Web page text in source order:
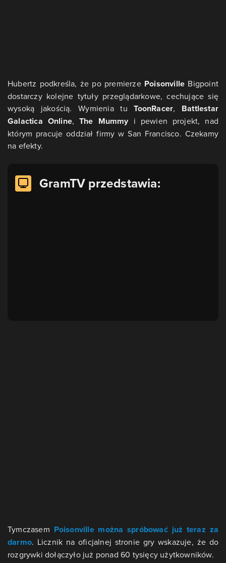
Hubertz podkreśla, że po premierze Poisonville Bigpoint
dostarczy kolejne tytuły przeglądarkowe, cechujące się
wysoką jakością. Wymienia tuToonRacer, Battlestar
Galactica Online,The Mummy i pewien projekt, nad
którym pracuje oddział firmy w San Francisco. Czekamy
na efekty.
GramTV przedstawia:
Tymczasem Poisonville można spróbować już teraz za
darmo. Licznik na oficjalnej stronie gry wskazuje, że do
rozgrywki dołączyło już ponad 60 tysięcy użytkowników.